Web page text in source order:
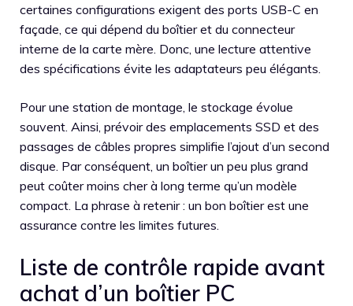
certaines configurations exigent des ports USB-C en
façade, ce qui dépend du boîtier et du connecteur
interne de la carte mère. Donc, une lecture attentive
des spécifications évite les adaptateurs peu élégants.
Pour une station de montage, le stockage évolue
souvent. Ainsi, prévoir des emplacements SSD et des
passages de câbles propres simplifie l’ajout d’un second
disque. Par conséquent, un boîtier un peu plus grand
peut coûter moins cher à long terme qu’un modèle
compact. La phrase à retenir : un bon boîtier est une
assurance contre les limites futures.
Liste de contrôle rapide avant
achat d’un boîtier PC